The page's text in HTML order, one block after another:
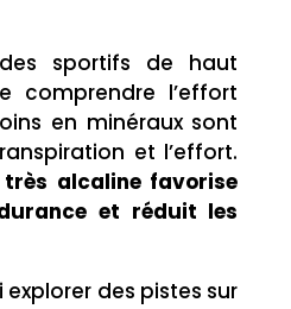
sportifs de haut
comprendre l’effort
en minéraux sont
et l’effort.
alcaline favorise
et réduit les
des pistes sur